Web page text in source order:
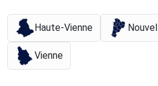
Haute-Vienne
Vienne